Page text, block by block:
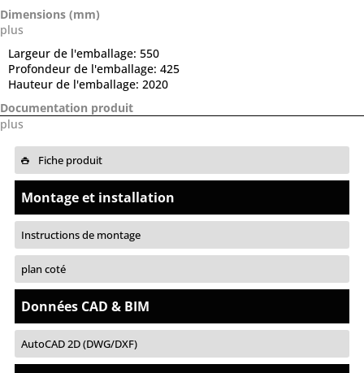
Dimensions (mm)
plus
Largeur de l'emballage: 550
Profondeur de l'emballage: 425
Hauteur de l'emballage: 2020
Documentation produit
plus
Fiche produit
Montage et installation
Instructions de montage
plan coté
Données CAD & BIM
AutoCAD 2D (DWG/DXF)